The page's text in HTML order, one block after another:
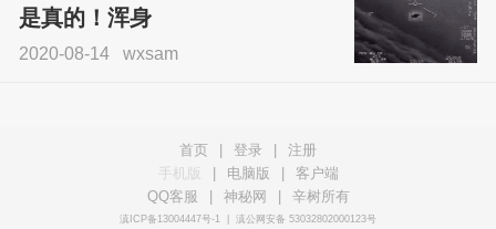
是真的！浑身
2020-08-14 wxsam
首页 登录
注册
手机版
电脑版
客户端
QQ客服
神秘网 辛树所有
滇ICP备13004447号-1 滇公网安备 53032802000123号